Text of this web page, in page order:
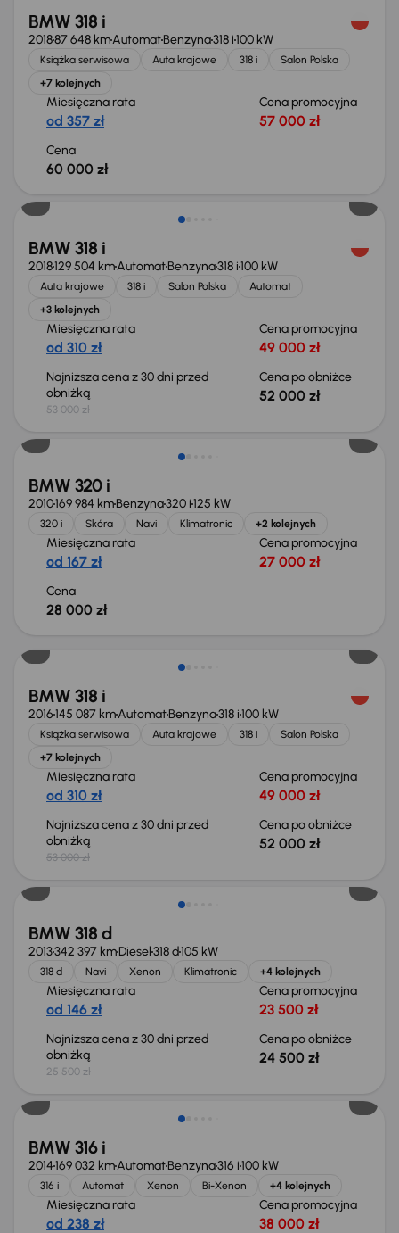
BMW 318 i
201887 648 kmAutomatBenzyna318 i100 kW
Książka serwisowa Auta krajowe 318 i
Salon Polska
+7 kolejnych
Miesięczna rata
od 357 zł
Cena promocyjna
57 000 zł
Cena
60 000 zł
Taniej o 1 000 zł
BMW 318 i
2018129 504 kmAutomatBenzyna318 i100 kW
Auta krajowe 318 i Salon Polska
Automat
+3 kolejnych
Miesięczna rata
od 310 zł
Cena promocyjna
49 000 zł
Najniższa cena z 30 dni przed
obniżką
53 000 zł
Cena po obniżce
52 000 zł
BMW 320 i
2010169 984 kmBenzyna320 i125 kW
320 i Skóra Navi Klimatronic +2 kolejnych
Miesięczna rata
od 167 zł
Cena promocyjna
27 000 zł
Cena
28 000 zł
BMW 318 i
2016145 087 kmAutomatBenzyna318 i100 kW
Książka serwisowa Auta krajowe 318 i
Salon Polska
+7 kolejnych
Miesięczna rata
od 310 zł
Cena promocyjna
49 000 zł
Najniższa cena z 30 dni przed
obniżką
53 000 zł
Cena po obniżce
52 000 zł
Taniej o 1 000 zł
BMW 318 d
2013342 397 kmDiesel318 d105 kW
318 d Navi Xenon Klimatronic +4 kolejnych
Miesięczna rata
od 146 zł
Cena promocyjna
23 500 zł
Najniższa cena z 30 dni przed
obniżką
25 500 zł
Cena po obniżce
24 500 zł
BMW 316 i
2014169 032 kmAutomatBenzyna316 i100 kW
316 i Automat Xenon Bi-Xenon +4 kolejnych
Miesięczna rata
od 238 zł
Cena promocyjna
38 000 zł